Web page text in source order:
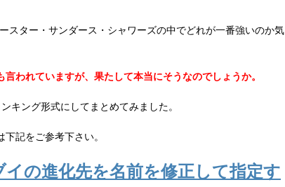
スター・サンダース・シャワーズの中でどれが一番強いのか気
われていますが、果たして本当にそうなのでしょうか。
キング形式にしてまとめてみました。
記をご参考下さい。
イの進化先を名前を修正して指定す